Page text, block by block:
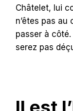
Châtelet, lui
n’êtes pas
passer à
serez pas